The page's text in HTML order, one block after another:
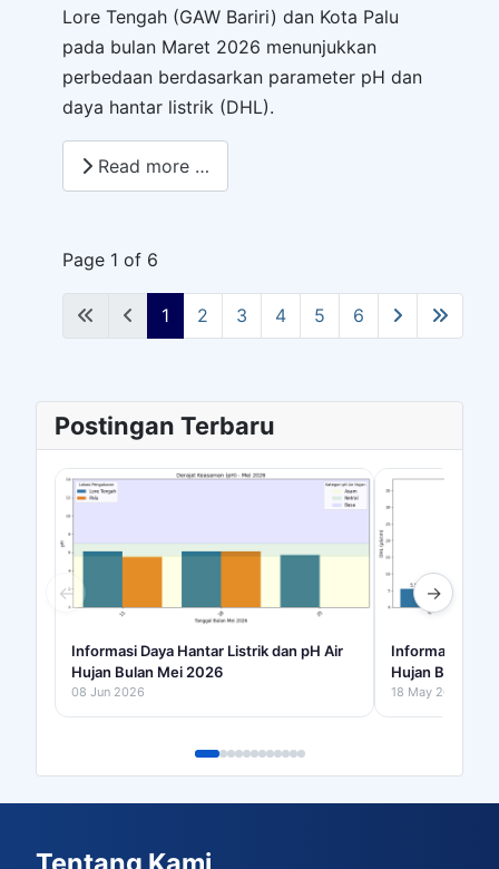
Lore Tengah (GAW Bariri) dan Kota Palu
pada bulan Maret 2026 menunjukkan
perbedaan berdasarkan parameter pH dan
daya hantar listrik (DHL).
Read more …
Page 1 of 6
1 2 3 4 5 6
Postingan Terbaru
← →
Informasi Daya Hantar Listrik dan pH Air
Hujan Bulan Mei 2026
08 Jun 2026
Informasi Daya
Hujan Bulan
18 May 2026